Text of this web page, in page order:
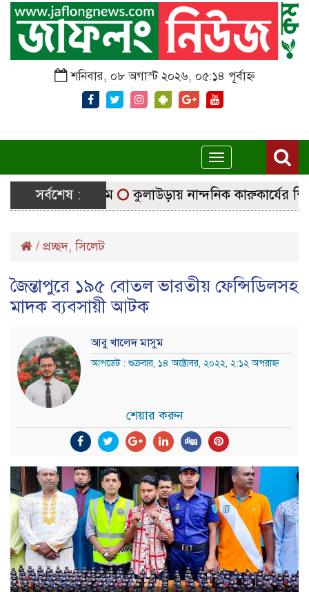
শনিবার, ০৮ অগাস্ট ২০২৬, ০৫:১৪ পূর্বাহ্ন
Toggle
navigation
সর্বশেষ :
সরঞ্জাম কুলাউড়ায় নান্দনিক কারুকার্যের শিব
/ প্রচ্ছদ,সিলেট
জৈন্তাপুরে ১৯৫ বোতল ভারতীয় ফেন্সিডিলসহ
মাদক ব্যবসায়ী আটক
আবু খালেদ মাসুম
আপডেট : শুক্রবার, ১৪ অক্টোবর, ২০২২, ২:১২ অপরাহ্ন
শেয়ার করুন